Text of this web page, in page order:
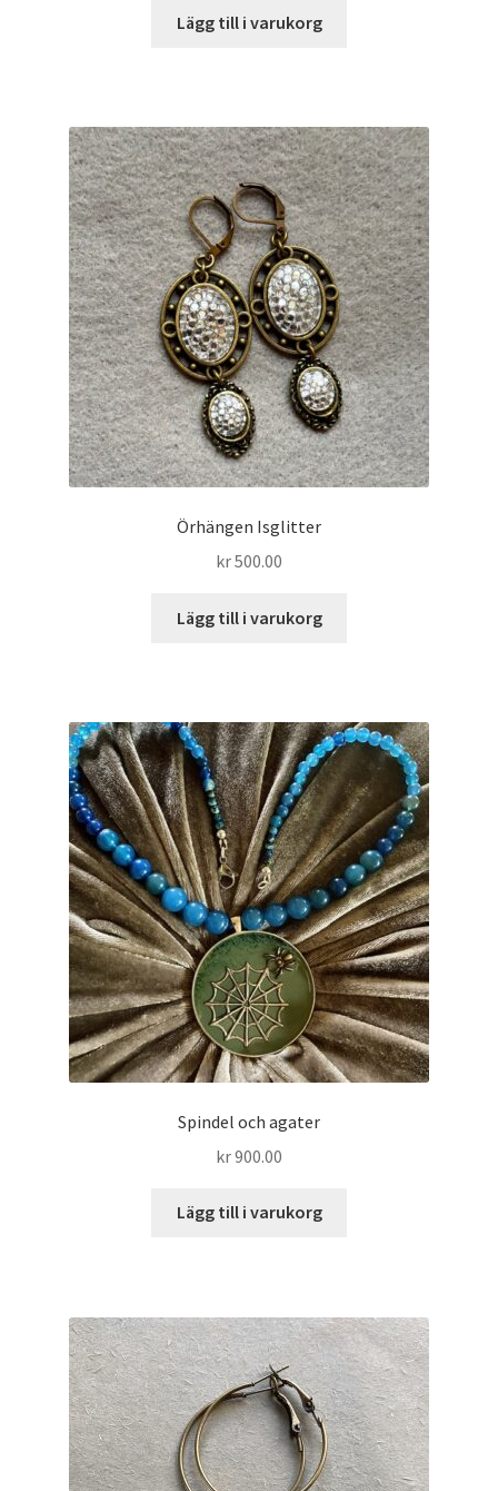
Lägg till i varukorg
Örhängen Isglitter
kr500.00
Lägg till i varukorg
Spindel och agater
kr900.00
Lägg till i varukorg